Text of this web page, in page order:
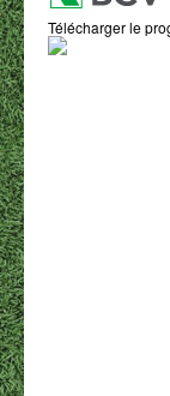
Télécharger le